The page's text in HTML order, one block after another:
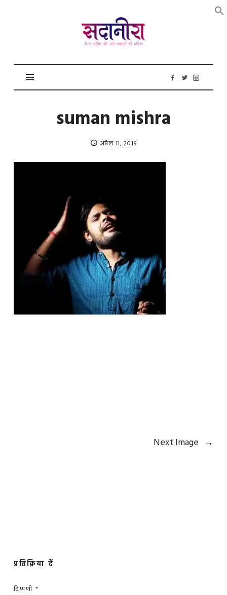
सदानीरा
suman mishra
अप्रैल 11, 2019
Next Image →
प्रतिक्रिया दें
टिप्पणी *